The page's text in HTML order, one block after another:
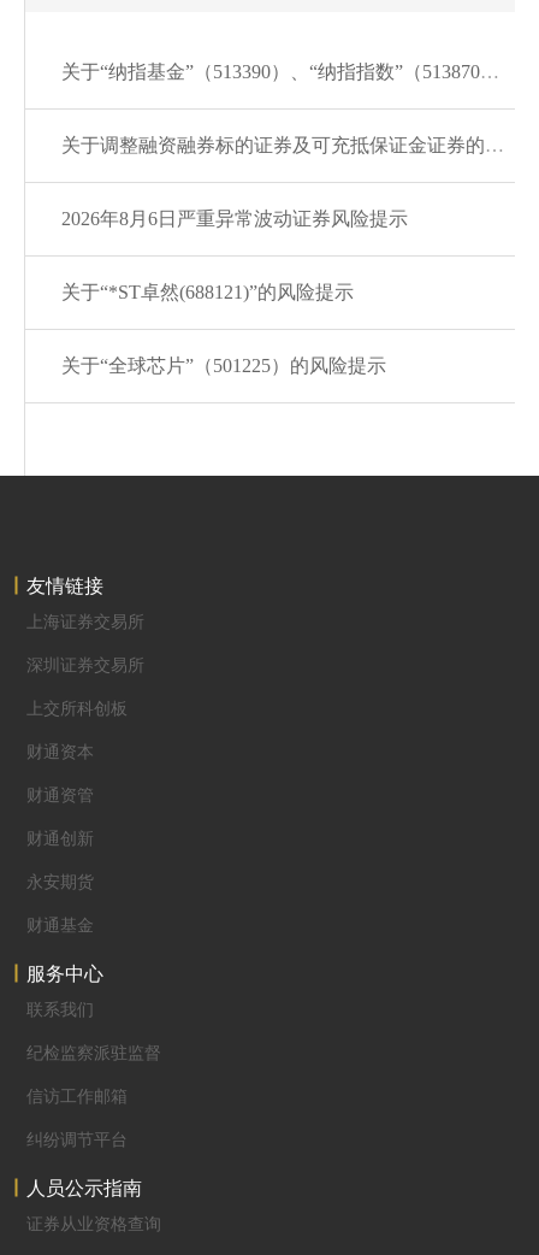
关于“纳指基金”（513390）、“纳指指数”（513870）的风险提示
关于调整融资融券标的证券及可充抵保证金证券的通知20260807
2026年8月6日严重异常波动证券风险提示
关于“*ST卓然(688121)”的风险提示
关于“全球芯片”（501225）的风险提示
友情链接
上海证券交易所
深圳证券交易所
上交所科创板
财通资本
财通资管
财通创新
永安期货
财通基金
服务中心
联系我们
纪检监察派驻监督
信访工作邮箱
纠纷调节平台
人员公示指南
证券从业资格查询